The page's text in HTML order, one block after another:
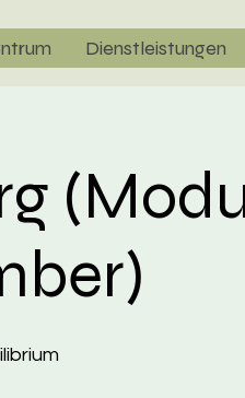
Dienstleistungen